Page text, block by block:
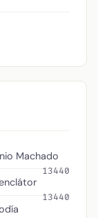
Machado
13440
13440